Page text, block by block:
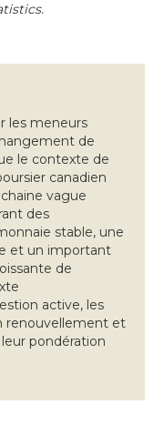
les meneurs
de
le contexte de
canadien
vague
des
stable, une
et un important
de
active, les
renouvellement et
pondération